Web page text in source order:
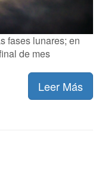
fases lunares; en
de mes
Leer Más